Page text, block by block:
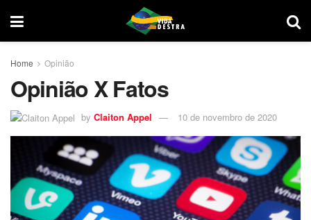
Home Opinião
Opinião X Fatos
by Claiton Appel 10 de novembro de 2020